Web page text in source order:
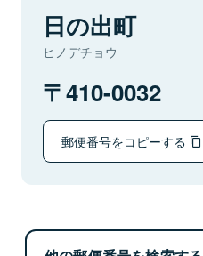
日の出町
ヒノデチョウ
410-0032
郵便番号をコピーする